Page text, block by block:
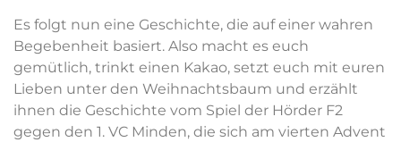
Es folgt nun eine Geschichte, die auf einer wahren
Begebenheit basiert. Also macht es euch
gemütlich, trinkt einen Kakao, setzt euch mit euren
Lieben unter den Weihnachtsbaum und erzählt
ihnen die Geschichte vom Spiel der Hörder F2
gegen den 1. VC Minden, die sich am vierten Advent